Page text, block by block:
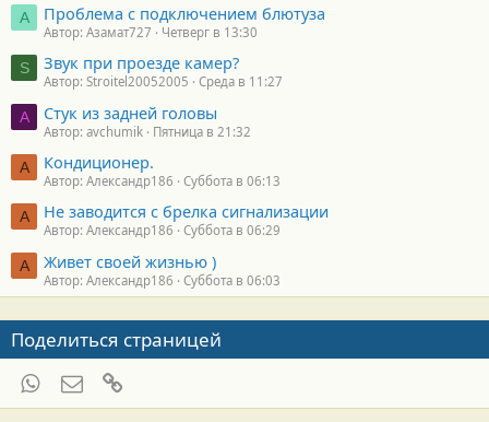
А Проблема с подключением блютуза
Автор: Азамат727 Четверг в 13:30
S Звук при проезде камер?
Автор: Stroitel20052005 Среда в 11:27
A Стук из задней головы
Автор: avchumik Пятница в 21:32
А Кондиционер.
Автор: Александр186 Суббота в 06:13
А Не заводится с брелка сигнализации
Автор: Александр186 Суббота в 06:29
А Живет своей жизнью )
Автор: Александр186 Суббота в 06:03
Поделиться страницей
WhatsAppЭлектронная почта